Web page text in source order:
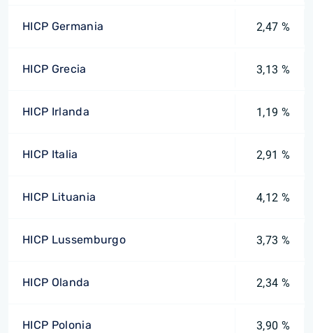
HICP Germania 2,47 %
HICP Grecia 3,13 %
HICP Irlanda 1,19 %
HICP Italia 2,91 %
HICP Lituania 4,12 %
HICP Lussemburgo 3,73 %
HICP Olanda 2,34 %
HICP Polonia 3,90 %